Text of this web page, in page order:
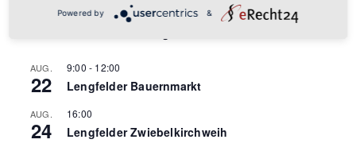
AUG.
22
9:00 - 12:00
Lengfelder Bauernmarkt
AUG.
24
16:00
Lengfelder Zwiebelkirchweih
Powered by &